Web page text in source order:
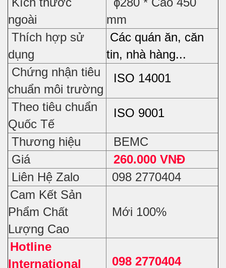
ngoài
mm
Thích hợp sử
dụng
Các quán ăn, căn
tin, nhà hàng...
Chứng nhận tiêu
chuẩn môi trường
ISO 14001
Theo tiêu chuẩn
Quốc Tế
ISO 9001
Thương hiệu
BEMC
Giá
260.000 VNĐ
Liên Hệ Zalo
098 2770404
Cam Kết Sản
Phẩm Chất
Lượng Cao
Mới 100%
Hotline
International
098 2770404